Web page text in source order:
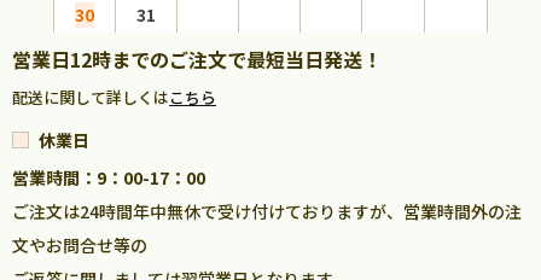
30
31
営業日12時までのご注文で最短当日発送！
配送に関して詳しくはこちら
休業日
営業時間：9：00-17：00
ご注文は24時間年中無休で受け付けておりますが、営業時間外の注
文やお問合せ等の